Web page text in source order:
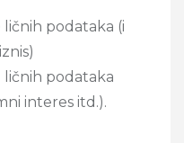
podataka (i
ličnih podataka
interes itd.).